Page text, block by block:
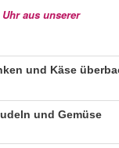
aus unserer
und Käse
und Gemüse